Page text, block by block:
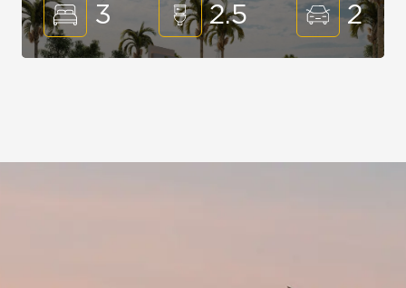
3 2.5 2